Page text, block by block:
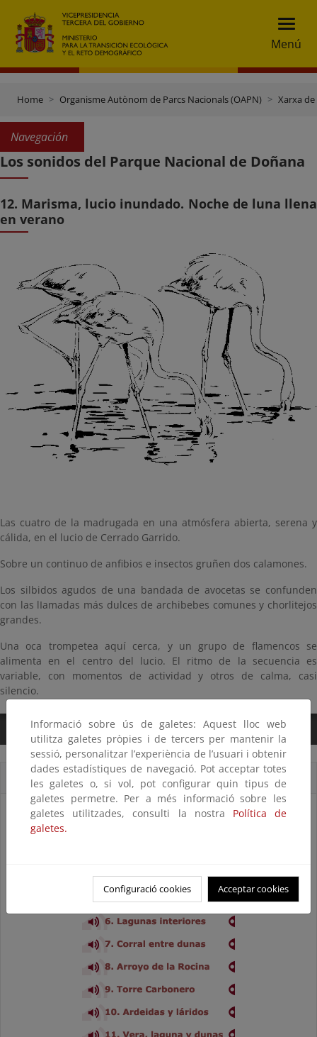
Menú
Home Organisme Autònom de Parcs Nacionals (OAPN) Xarxa
Navegación
Los sonidos del Parque Nacional de Doñana
12. Marisma, lucio inundado. Noche de luna llena
en verano
Las cuatro de la madrugada en una atmósfera abierta, serena y
cálida, en el lucio de Cerrado Garrido.
Sobre un continuo de anfibios e insectos gruñen dos calamones.
Los silbidos agudos de una bandada de avocetas se confunden
con las lIamadas más dulces de archibebes comunes y chorlitejos
grandes.
Una oca trompetea aquí cerca, y un grupo de flamencos se
alimenta en el centro del lucio. El ritmo de la secuencia es
variable, con momentos de actividad y otros de calma, casi
silencio.
0:00 2:59
Cortes sonoros
Informació sobre ús de galetes: Aquest lloc web
utilitza galetes pròpies i de tercers per mantenir la
sessió, personalitzar l’experiència de l’usuari i obtenir
dades estadístiques de navegació. Pot acceptar totes
les galetes o, si vol, pot configurar quin tipus de
galetes permetre. Per a més informació sobre les
galetes utilitzades, consulti la nostra Política de
galetes.
Configuració cookies Acceptar cookies